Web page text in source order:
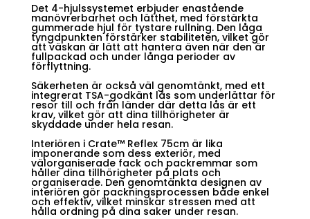
Det 4-hjulssystemet erbjuder enastående
manövrerbarhet och lätthet, med förstärkta
gummerade hjul för tystare rullning. Den låga
tyngdpunkten förstärker stabiliteten, vilket gör
att väskan är lätt att hantera även när den är
fullpackad och under långa perioder av
förflyttning.
Säkerheten är också väl genomtänkt, med ett
integrerat TSA-godkänt lås som underlättar för
resor till och från länder där detta lås är ett
krav, vilket gör att dina tillhörigheter är
skyddade under hela resan.
Interiören i Crate™ Reflex 75cm är lika
imponerande som dess exteriör, med
välorganiserade fack och packremmar som
håller dina tillhörigheter på plats och
organiserade. Den genomtänkta designen av
interiören gör packningsprocessen både enkel
och effektiv, vilket minskar stressen med att
hålla ordning på dina saker under resan.